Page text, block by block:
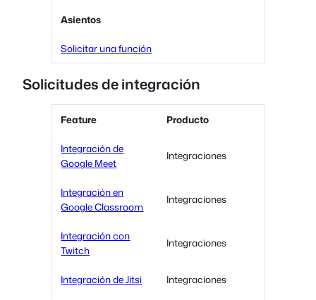
Asientos
Solicitar una función
Solicitudes de integración
Feature Producto
Integración de
Google Meet
Integraciones
Integración en
Google Classroom
Integraciones
Integración con
Twitch
Integraciones
Integración de Jitsi Integraciones